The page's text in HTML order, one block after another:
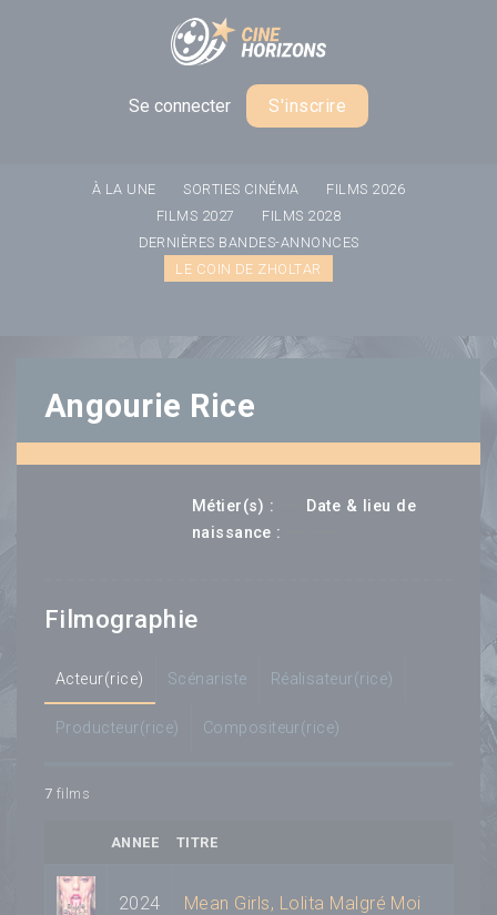
Se connecter S'inscrire
À LA UNE SORTIES CINÉMA
FILMS 2026
FILMS 2027
FILMS 2028
DERNIÈRES BANDES-ANNONCES
LE COIN DE ZHOLTAR
Angourie Rice
Métier(s) :
Date & lieu de
naissance :
Filmographie
Acteur(rice) Scénariste Réalisateur(rice)
Producteur(rice) Compositeur(rice)
7 films
ANNEE TITRE
2024 Mean Girls, Lolita Malgré Moi
Panneau de gestion des cookies